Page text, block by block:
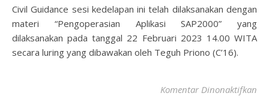
Civil Guidance sesi kedelapan ini telah dilaksanakan dengan
materi “Pengoperasian Aplikasi SAP2000” yang
dilaksanakan pada tanggal 22 Februari 2023 14.00 WITA
secara luring yang dibawakan oleh Teguh Priono (C’16).
Komentar Dinonaktifkan